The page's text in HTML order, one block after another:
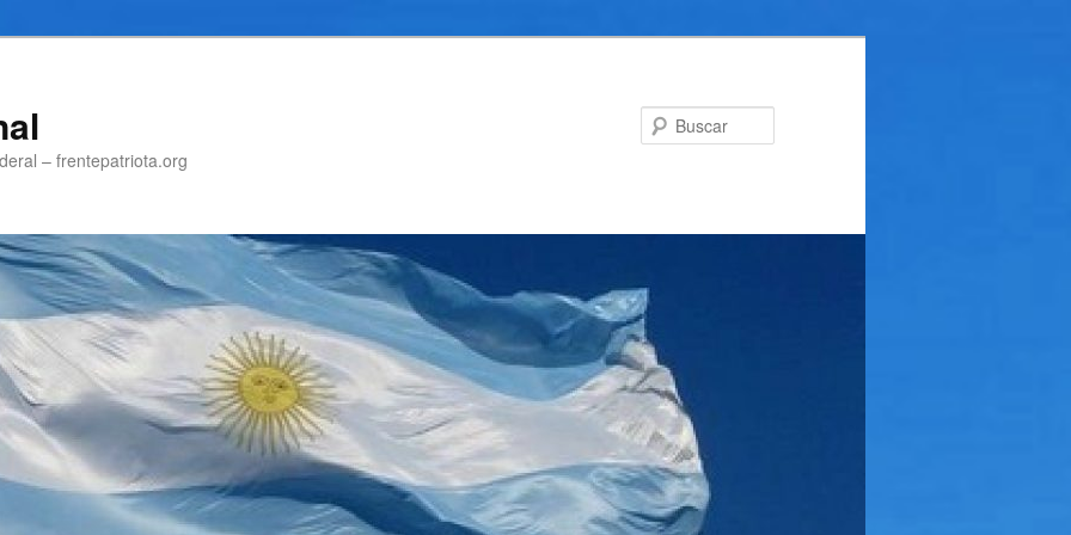
– frentepatriota.org